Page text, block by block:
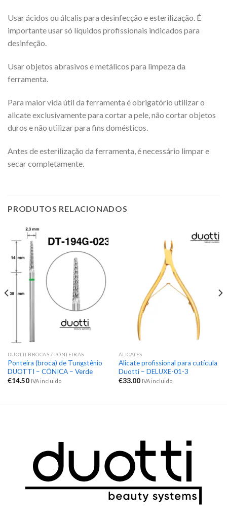
Usar ácidos ou álcalis para desinfecção e esterilização. É
importante usar só líquidos profissionais indicados para
desinfeção.
Usar objetos abrasivos e metálicos para limpeza da
ferramenta.
Para maior vida útil da ferramenta é obrigatório utilizar o
alicate exclusivamente para cortar a pele, não cortar objetos
duros e não utilizar para fins domésticos.
Antes de esterilização da ferramenta, é necessário limpar e
secar completamente.
PRODUTOS RELACIONADOS
DUOTTI BROCAS / PONTEIRAS
Ponteira (broca) de Tungstênio
DUOTTI – CÓNICA – Verde
€14.50 IVA incluido
ALICATES
Alicate profissional para cutícula
Duotti – DELUXE-01-3
€33.00 IVA incluido